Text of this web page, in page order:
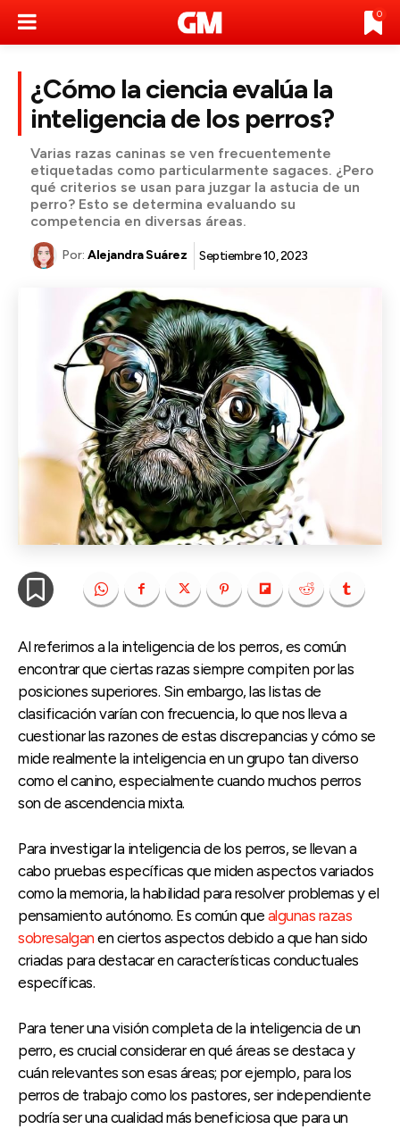
0
¿Cómo la ciencia evalúa la
inteligencia de los perros?
Varias razas caninas se ven frecuentemente
etiquetadas como particularmente sagaces. ¿Pero
qué criterios se usan para juzgar la astucia de un
perro? Esto se determina evaluando su
competencia en diversas áreas.
Por: Alejandra Suárez Septiembre 10, 2023
Al referirnos a la inteligencia de los perros, es común
encontrar que ciertas razas siempre compiten por las
posiciones superiores. Sin embargo, las listas de
clasificación varían con frecuencia, lo que nos lleva a
cuestionar las razones de estas discrepancias y cómo se
mide realmente la inteligencia en un grupo tan diverso
como el canino, especialmente cuando muchos perros
son de ascendencia mixta.
Para investigar la inteligencia de los perros, se llevan a
cabo pruebas específicas que miden aspectos variados
como la memoria, la habilidad para resolver problemas y el
pensamiento autónomo. Es común que algunas razas
sobresalgan en ciertos aspectos debido a que han sido
criadas para destacar en características conductuales
específicas.
Para tener una visión completa de la inteligencia de un
perro, es crucial considerar en qué áreas se destaca y
cuán relevantes son esas áreas; por ejemplo, para los
perros de trabajo como los pastores, ser independiente
podría ser una cualidad más beneficiosa que para un